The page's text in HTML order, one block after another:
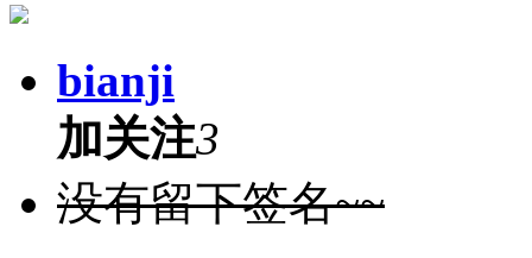
bianji
加关注3
没有留下签名~~